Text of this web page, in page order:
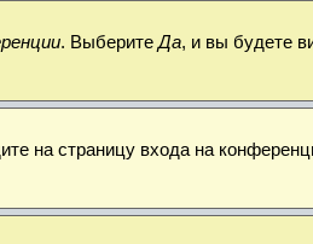
. ВыберитеДа, и вы будете
на страницу входа на